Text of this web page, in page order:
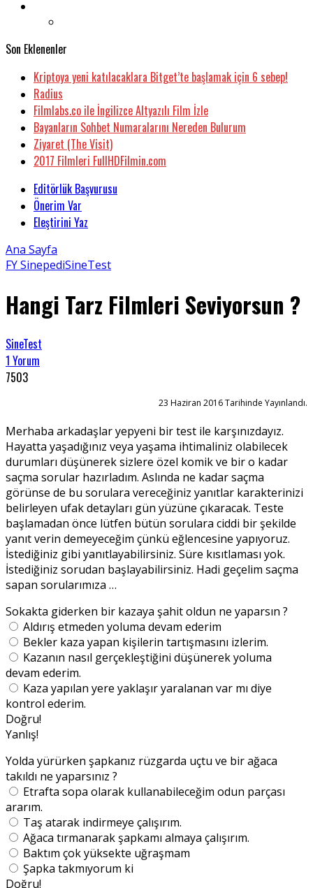
Son Eklenenler
Kriptoya yeni katılacaklara Bitget’te başlamak için 6 sebep!
Radius
Filmlabs.co ile İngilizce Altyazılı Film İzle
Bayanların Sohbet Numaralarını Nereden Bulurum
Ziyaret (The Visit)
2017 Filmleri FullHDFilmin.com
Editörlük Başvurusu
Önerim Var
Eleştirini Yaz
Ana Sayfa
FY SinepediSineTest
Hangi Tarz Filmleri Seviyorsun ?
SineTest
1 Yorum
7503
23 Haziran 2016 Tarihinde Yayınlandı.
Merhaba arkadaşlar yepyeni bir test ile karşınızdayız.
Hayatta yaşadığınız veya yaşama ihtimaliniz olabilecek
durumları düşünerek sizlere özel komik ve bir o kadar
saçma sorular hazırladım. Aslında ne kadar saçma
görünse de bu sorulara vereceğiniz yanıtlar karakterinizi
belirleyen ufak detayları gün yüzüne çıkaracak. Teste
başlamadan önce lütfen bütün sorulara ciddi bir şekilde
yanıt verin demeyeceğim çünkü eğlencesine yapıyoruz.
İstediğiniz gibi yanıtlayabilirsiniz. Süre kısıtlaması yok.
İstediğiniz sorudan başlayabilirsiniz. Hadi geçelim saçma
sapan sorularımıza …
Sokakta giderken bir kazaya şahit oldun ne yaparsın ?
Aldırış etmeden yoluma devam ederim
Bekler kaza yapan kişilerin tartışmasını izlerim.
Kazanın nasıl gerçekleştiğini düşünerek yoluma
devam ederim.
Kaza yapılan yere yaklaşır yaralanan var mı diye
kontrol ederim.
Doğru!
Yanlış!
Yolda yürürken şapkanız rüzgarda uçtu ve bir ağaca
takıldı ne yaparsınız ?
Etrafta sopa olarak kullanabileceğim odun parçası
ararım.
Taş atarak indirmeye çalışırım.
Ağaca tırmanarak şapkamı almaya çalışırım.
Baktım çok yüksekte uğraşmam
Şapka takmıyorum ki
Doğru!